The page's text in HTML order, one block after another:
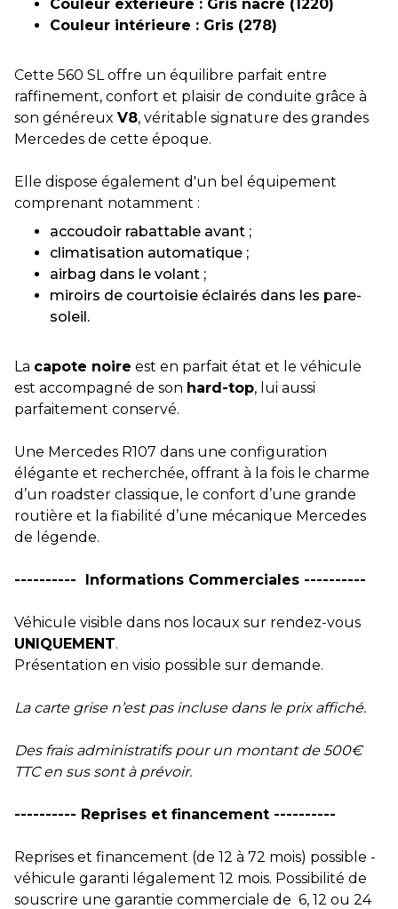
Couleur extérieure : Gris nacré (1220)
Couleur intérieure : Gris (278)
Cette 560 SL offre un équilibre parfait entre
raffinement, confort et plaisir de conduite grâce à
son généreux V8, véritable signature des grandes
Mercedes de cette époque.
Elle dispose également d'un bel équipement
comprenant notamment :
accoudoir rabattable avant ;
climatisation automatique ;
airbag dans le volant ;
miroirs de courtoisie éclairés dans les pare-
soleil.
La capote noire est en parfait état et le véhicule
est accompagné de son hard-top, lui aussi
parfaitement conservé.
Une Mercedes R107 dans une configuration
élégante et recherchée, offrant à la fois le charme
d’un roadster classique, le confort d’une grande
routière et la fiabilité d’une mécanique Mercedes
de légende.
---------- Informations Commerciales ----------
Véhicule visible dans nos locaux sur rendez-vous
UNIQUEMENT.
Présentation en visio possible sur demande.
La carte grise n’est pas incluse dans le prix affiché.
Des frais administratifs pour un montant de 500€
TTC en sus sont à prévoir.
---------- Reprises et financement ----------
Reprises et financement (de 12 à 72 mois) possible -
véhicule garanti légalement 12 mois. Possibilité de
souscrire une garantie commerciale de 6, 12 ou 24